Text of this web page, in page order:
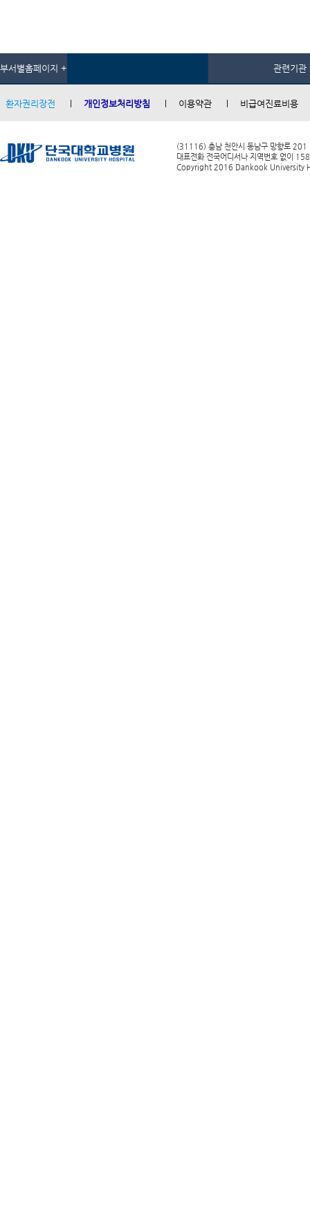
부서별홈페이지 + 관련기관
환자권리장전 개인정보처리방침 이용약관 비급여진료비용
(31116) 충남 천안시 동남구 망향로 201
대표전화 전국어디서나 지역번호 없이
Copyright 2016 Dankook University